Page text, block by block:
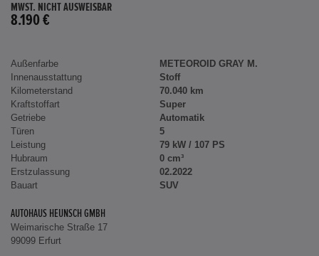
MWST. NICHT AUSWEISBAR
8.190 €
Außenfarbe
METEOROID GRAY M.
Innenausstattung
Stoff
Kilometerstand
70.040 km
Kraftstoffart
Super
Getriebe
Automatik
Türen
5
Leistung
79 kW / 107 PS
Hubraum
0 cm³
Erstzulassung
02.2022
Bauart
SUV
AUTOHAUS HEUNSCH GMBH
Weimarische Straße 17
99099 Erfurt